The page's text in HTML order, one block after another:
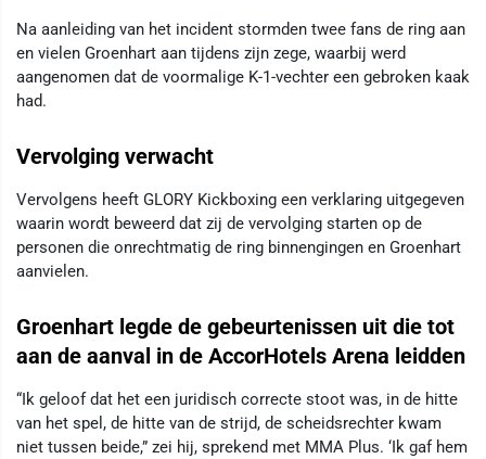
Na aanleiding van het incident stormden twee fans de ring aan
en vielen Groenhart aan tijdens zijn zege, waarbij werd
aangenomen dat de voormalige K-1-vechter een gebroken kaak
had.
Vervolging verwacht
Vervolgens heeft GLORY Kickboxing een verklaring uitgegeven
waarin wordt beweerd dat zij de vervolging starten op de
personen die onrechtmatig de ring binnengingen en Groenhart
aanvielen.
Groenhart legde de gebeurtenissen uit die tot
aan de aanval in de AccorHotels Arena leidden
“Ik geloof dat het een juridisch correcte stoot was, in de hitte
van het spel, de hitte van de strijd, de scheidsrechter kwam
niet tussen beide,” zei hij, sprekend met MMA Plus. ‘Ik gaf hem